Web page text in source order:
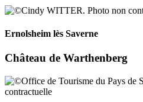
Ernolsheim lès Saverne
Château de Warthenberg